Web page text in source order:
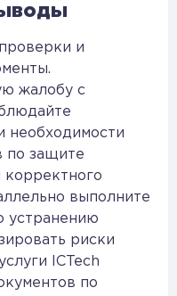
и
жалобу с
необходимости
по защите
корректного
выполните
устранению
риски
ICTech
по